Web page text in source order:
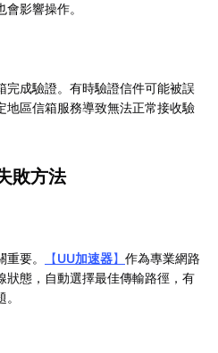
影響操作。
成驗證。有時驗證信件可能被誤
地區信箱服務導致無法正常接收驗
敗方法
要。 【UU加速器】 作為專業網路
狀態，自動選擇最佳傳輸路徑，有